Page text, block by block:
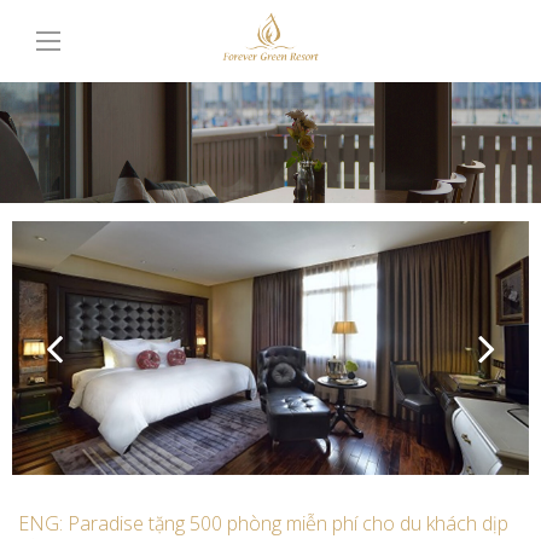
ENG: Paradise tặng 500 phòng miễn phí cho du khách dịp